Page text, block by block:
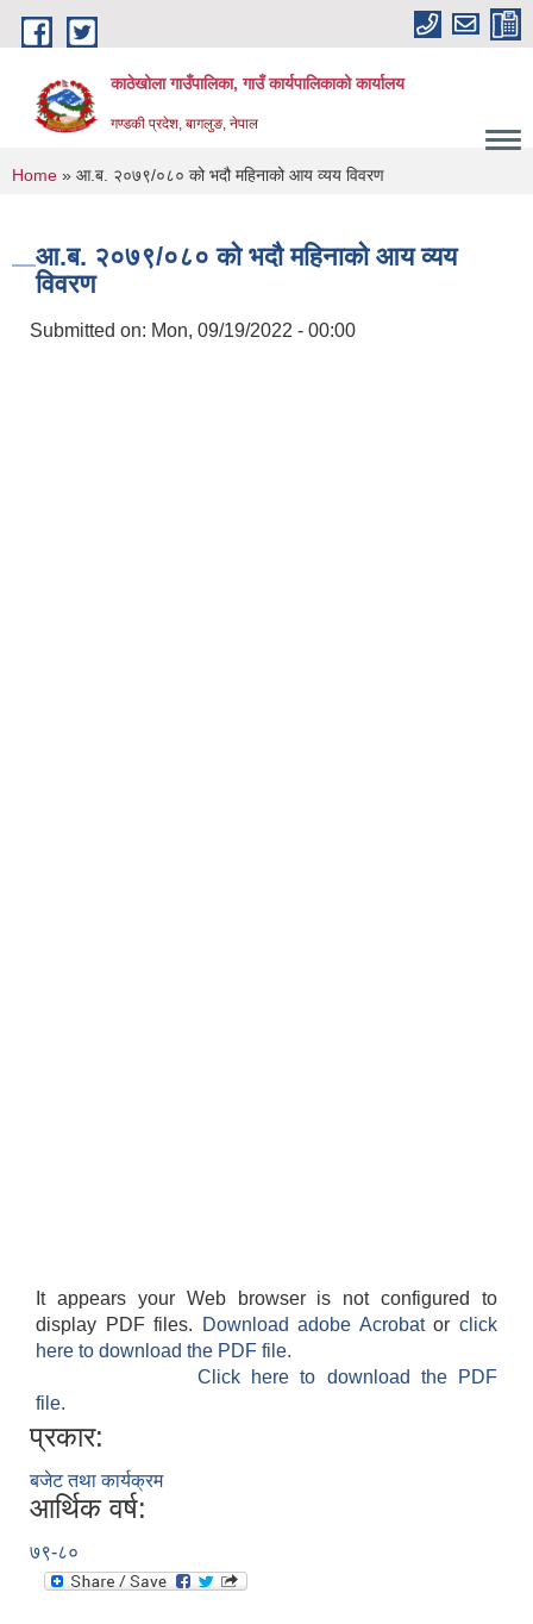
Skip to main content
काठेखोला गाउँपालिका, गाउँ कार्यपालिकाको कार्यालय
गण्डकी प्रदेश, बागलुङ, नेपाल
You are here
Home » आ.ब. २०७९/०८० को भदौ महिनाको आय व्यय विवरण
आ.ब. २०७९/०८० को भदौ महिनाको आय व्यय
विवरण
Submitted on: Mon, 09/19/2022 - 00:00
It appears your Web browser is not configured to
display PDF files.
Download adobe Acrobatorclick
here to download the PDF file.
Click here to download the PDF
file.
प्रकार:
बजेट तथा कार्यक्रम
आर्थिक वर्ष:
७९-८०